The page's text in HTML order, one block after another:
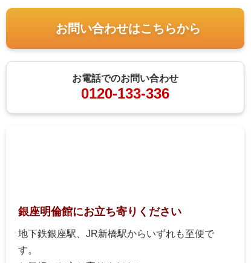
お問い合わせはこちらから
お電話でのお問い合わせ
0120-133-336
銀座明倫館にお立ち寄りください
地下鉄銀座駅、JR新橋駅からいずれも至便で
す。